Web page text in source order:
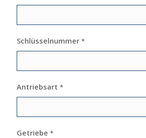
Schlüsselnummer *
Antriebsart *
Getriebe *